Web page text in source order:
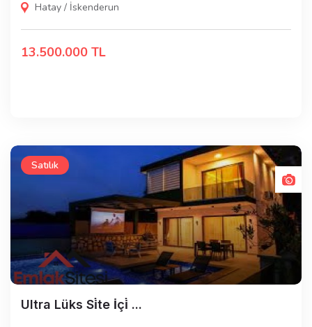
Hatay / İskenderun
13.500.000 TL
Satılık
Ultra Lüks Si̇te İçi̇ ...